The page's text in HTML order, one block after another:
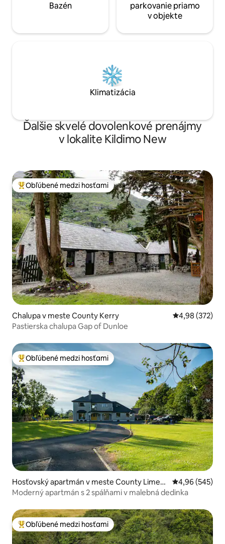
Bazén
parkovanie priamo
v objekte
Klimatizácia
Ďalšie skvelé dovolenkové prenájmy
v lokalite Kildimo New
Najobľúbenejšie medzi hosťami
Obľúbené medzi hosťami
Chalupa v meste County Kerry Priemerné
4,98 (372)
Pastierska chalupa Gap of Dunloe
Najobľúbenejšie medzi hosťami
Obľúbené medzi hosťami
Hosťovský apartmán v meste County Limeri
ck
Priemerné
4,96 (545)
Moderný apartmán s 2 spálňami v malebná dedinka
Najobľúbenejšie medzi hosťami
Obľúbené medzi hosťami